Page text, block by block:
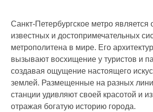
Санкт-Петербургское метро
известных и достопримечательных
метрополитена в мире. Его
вызывают восхищение у туристов и
создавая ощущение настоящего
землей. Размещенные на разных
станции удивляют своей красотой и
отражая богатую историю города.